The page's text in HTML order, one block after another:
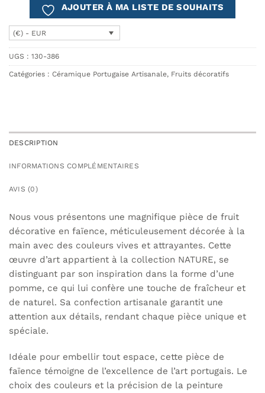
AJOUTER À MA LISTE DE SOUHAITS
(€) - EUR
UGS : 130-386
Catégories : Céramique Portugaise Artisanale, Fruits décoratifs
DESCRIPTION
INFORMATIONS COMPLÉMENTAIRES
AVIS (0)
Nous vous présentons une magnifique pièce de fruit
décorative en faïence, méticuleusement décorée à la
main avec des couleurs vives et attrayantes. Cette
œuvre d’art appartient à la collection NATURE, se
distinguant par son inspiration dans la forme d’une
pomme, ce qui lui confère une touche de fraîcheur et
de naturel. Sa confection artisanale garantit une
attention aux détails, rendant chaque pièce unique et
spéciale.
Idéale pour embellir tout espace, cette pièce de
faïence témoigne de l’excellence de l’art portugais. Le
choix des couleurs et la précision de la peinture